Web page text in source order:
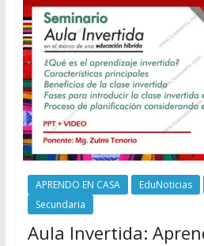
APRENDO EN CASA EduNoticias
Secundaria
Aula Invertida: